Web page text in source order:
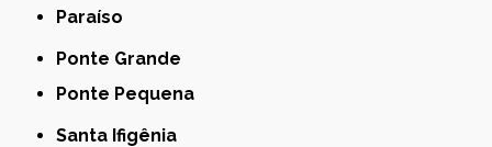
Paraíso
Ponte Grande
Ponte Pequena
Santa Ifigênia